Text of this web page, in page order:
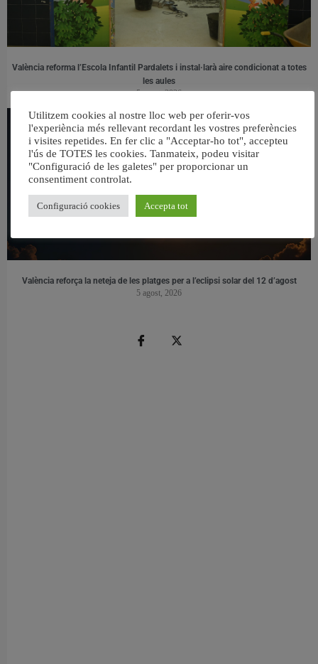
València reforma l’Escola Infantil Pardalets i instal·larà aire condicionat a totes
les aules
5 agost, 2026
València reforça la neteja de les platges per a l’eclipsi solar del 12 d’agost
5 agost, 2026
Utilitzem cookies al nostre lloc web per oferir-vos
l'experiència més rellevant recordant les vostres preferències
i visites repetides. En fer clic a "Acceptar-ho tot", accepteu
l'ús de TOTES les cookies. Tanmateix, podeu visitar
"Configuració de les galetes" per proporcionar un
consentiment controlat.
Configuració cookies Accepta tot